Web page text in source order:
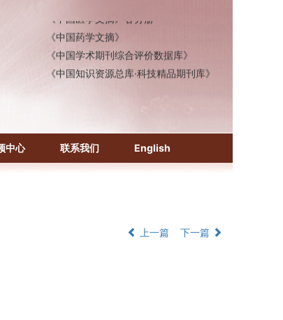
《中国药学文摘》
《中国学术期刊综合评价数据库》
《中国知识资源总库·科技精品期刊库》
中心 联系我们 English
上一篇 下一篇